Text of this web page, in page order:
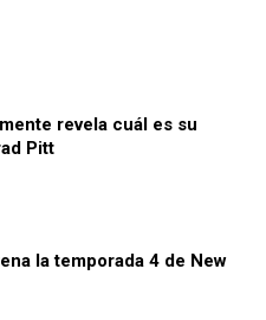
revela cuál es su
Pitt
la temporada 4 de New